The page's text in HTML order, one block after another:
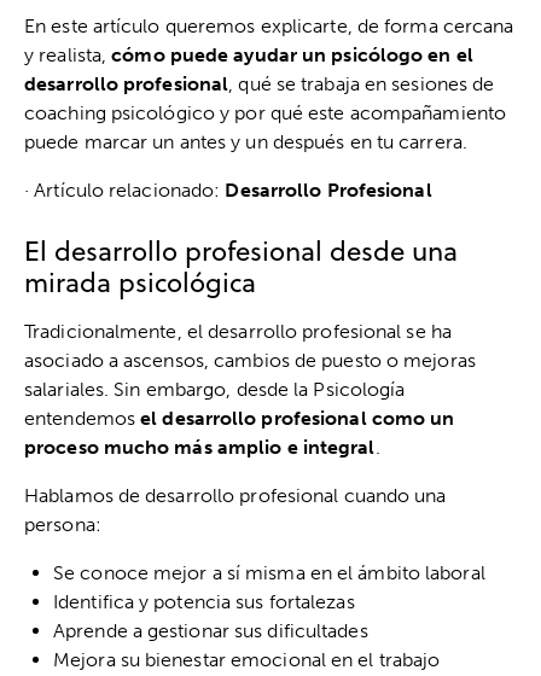
En este artículo queremos explicarte, de forma cercana
y realista,cómo puede ayudar un psicólogo en el
desarrollo profesional, qué se trabaja en sesiones de
coaching psicológico y por qué este acompañamiento
puede marcar un antes y un después en tu carrera.
· Artículo relacionado: Desarrollo Profesional
El desarrollo profesional desde una
mirada psicológica
Tradicionalmente, el desarrollo profesional se ha
asociado a ascensos, cambios de puesto o mejoras
salariales. Sin embargo, desde la Psicología
entendemos el desarrollo profesional como un
proceso mucho más amplio e integral.
Hablamos de desarrollo profesional cuando una
persona:
Se conoce mejor a sí misma en el ámbito laboral
Identifica y potencia sus fortalezas
Aprende a gestionar sus dificultades
Mejora su bienestar emocional en el trabajo